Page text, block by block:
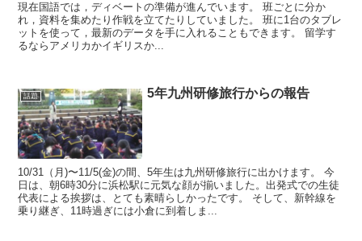
現在国語では，ディベートの準備が進んでいます。 班ごとに分か
れ，資料を集めたり作戦を立てたりしていました。 班に1台のタブレ
ットを使って，最新のデータを手に入れることもできます。 留学す
るならアメリカかイギリスか...
話題 5年九州研修旅行からの報告
10/31（月)〜11/5(金)の間、5年生は九州研修旅行に出かけます。 今
日は、朝6時30分に浜松駅に元気な顔が揃いました。出発式での生徒
代表による挨拶は、とても素晴らしかったです。 そして、新幹線を
乗り継ぎ、11時過ぎには小倉に到着しま...